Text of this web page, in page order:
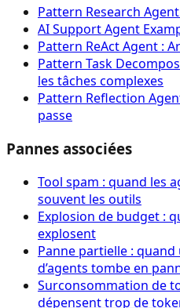
Pattern Research
AI Support Agent
Pattern ReAct Agent :
Pattern Task
les tâches complexes
Pattern Reflection
passe
Pannes associées
Tool spam : quand les
souvent les outils
Explosion de budget :
explosent
Panne partielle :
d’agents tombe en
Surconsommation de
dépensent trop de